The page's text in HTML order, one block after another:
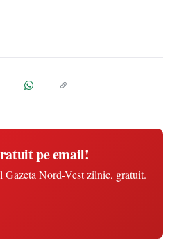
pe email!
Gazeta Nord-Vest zilnic, gratuit.